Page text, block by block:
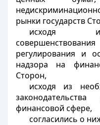
рынки государств
исходя
регулирования и
надзора на
Сторон,
исходя из
финансовой сфере,
согласились о